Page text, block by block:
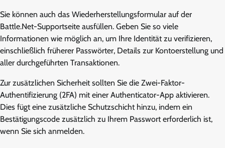
Sie können auch das Wiederherstellungsformular auf der
Battle.Net-Supportseite ausfüllen. Geben Sie so viele
Informationen wie möglich an, um Ihre Identität zu verifizieren,
einschließlich früherer Passwörter, Details zur Kontoerstellung und
aller durchgeführten Transaktionen.
Zur zusätzlichen Sicherheit sollten Sie die Zwei-Faktor-
Authentifizierung (2FA) mit einer Authenticator-App aktivieren.
Dies fügt eine zusätzliche Schutzschicht hinzu, indem ein
Bestätigungscode zusätzlich zu Ihrem Passwort erforderlich ist,
wenn Sie sich anmelden.